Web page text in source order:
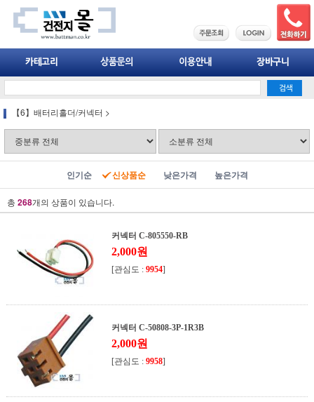
【6】배터리홀더/커넥터 >
인기순 신상품순 낮은가격 높은가격
총 268개의 상품이 있습니다.
커넥터 C-805550-RB
2,000원
[관심도 : 9954]
커넥터 C-50808-3P-1R3B
2,000원
[관심도 : 9958]